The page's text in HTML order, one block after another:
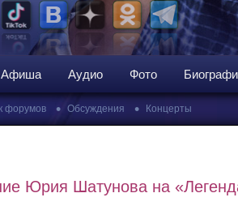
Афиша Аудио Фото
форумов • Обсуждения • Концерты
Юрия Шатунова на